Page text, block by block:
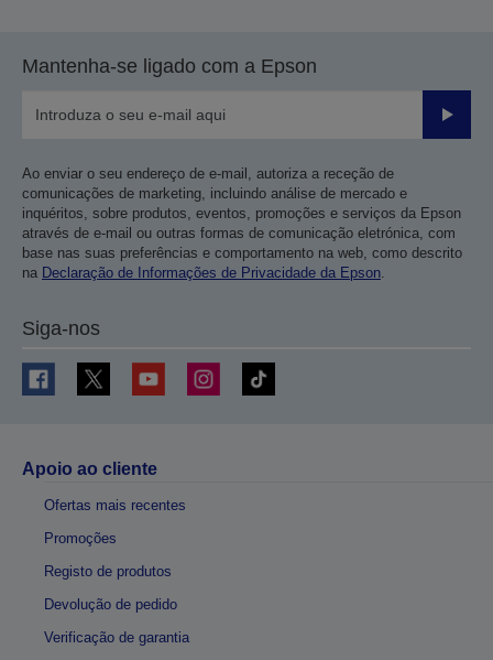
Mantenha-se ligado com a Epson
Enviar
Ao enviar o seu endereço de e-mail, autoriza a receção de
comunicações de marketing, incluindo análise de mercado e
inquéritos, sobre produtos, eventos, promoções e serviços da Epson
através de e-mail ou outras formas de comunicação eletrónica, com
base nas suas preferências e comportamento na web, como descrito
na Declaração de Informações de Privacidade da Epson
Siga-nos
Apoio ao cliente
Ofertas mais recentes
Promoções
Registo de produtos
Devolução de pedido
Verificação de garantia